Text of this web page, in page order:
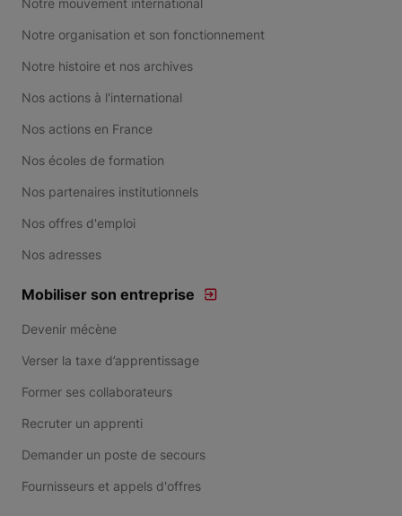
Notre mouvement international
Notre organisation et son fonctionnement
Notre histoire et nos archives
Nos actions à l'international
Nos actions en France
Nos écoles de formation
Nos partenaires institutionnels
Nos offres d'emploi
Nos adresses
Mobiliser son entreprise
Devenir mécène
Verser la taxe d’apprentissage
Former ses collaborateurs
Recruter un apprenti
Demander un poste de secours
Fournisseurs et appels d'offres